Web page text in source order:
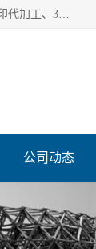
长春市东师青鸟科技有限公司从事3D打印代加工 3D打印设计服务 3D打印相关教育培训 3D打印设计优化 长春3d打印代加工、3D打印代加工及设计服务、3D打印相关教育培训、专利代理及优化、3D打印上下游技术服务，深耕工业设计、机械设计、3D打印多年年，拥有多项技术，辅助数十位客户完成自己的发明及实用新型专利。
公司动态